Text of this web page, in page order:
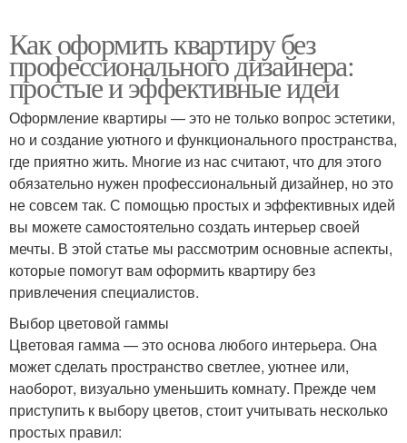
Как оформить квартиру без
профессионального дизайнера:
простые и эффективные идеи
Оформление квартиры — это не только вопрос эстетики,
но и создание уютного и функционального пространства,
где приятно жить. Многие из нас считают, что для этого
обязательно нужен профессиональный дизайнер, но это
не совсем так. С помощью простых и эффективных идей
вы можете самостоятельно создать интерьер своей
мечты. В этой статье мы рассмотрим основные аспекты,
которые помогут вам оформить квартиру без
привлечения специалистов.
Выбор цветовой гаммы
Цветовая гамма — это основа любого интерьера. Она
может сделать пространство светлее, уютнее или,
наоборот, визуально уменьшить комнату. Прежде чем
приступить к выбору цветов, стоит учитывать несколько
простых правил: